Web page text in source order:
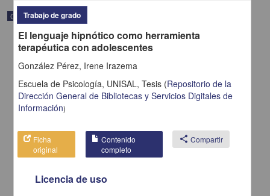
Correspondencia postal
Trabajo de grado
El lenguaje hipnótico como herramienta
terapéutica con adolescentes
González Pérez, Irene Irazema
Escuela de Psicología, UNISAL, Tesis (Repositorio de la
Dirección General de Bibliotecas y Servicios Digitales de
Información)
Ficha
original
Contenido
completo
share Compartir
Licencia de uso